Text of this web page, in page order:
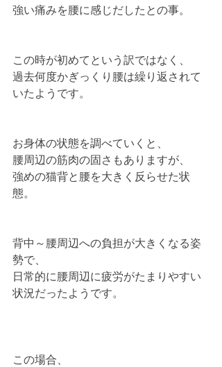
強い痛みを腰に感じだしたとの事。
この時が初めてという訳ではなく、
過去何度かぎっくり腰は繰り返されて
いたようです。
お身体の状態を調べていくと、
腰周辺の筋肉の固さもありますが、
強めの猫背と腰を大きく反らせた状
態。
背中～腰周辺への負担が大きくなる姿
勢で、
日常的に腰周辺に疲労がたまりやすい
状況だったようです。
この場合、